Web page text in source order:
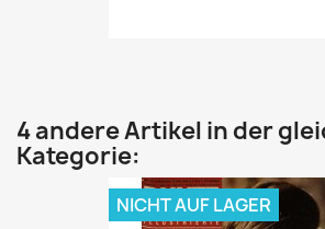
4 andere Artikel in der
Kategorie:
NICHT AUF LAGER